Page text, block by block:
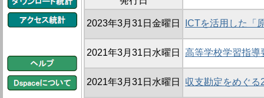
2023年3月31日金曜日 ICTを活用した「
2021年3月31日水曜日 高等学校学習指導
2021年3月31日水曜日 収支勘定をめぐる